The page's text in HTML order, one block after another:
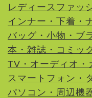
レディースファッ
インナー・下着・
バッグ・小物・ブ
本・雑誌・コミッ
TV・オーディオ・
スマートフォン・
パソコン・周辺機